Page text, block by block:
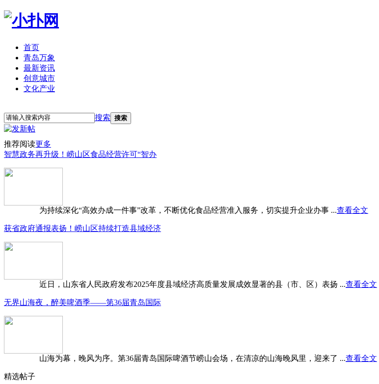
首页
青岛万象
最新资讯
创意城市
文化产业
搜索 搜索
推荐阅读更多
智慧政务再升级！崂山区食品经营许可“智办
为持续深化“高效办成一件事”改革，不断优化食品经营准入服务，切实提升企业办事 ...查看全文
获省政府通报表扬！崂山区持续打造县域经济
近日，山东省人民政府发布2025年度县域经济高质量发展成效显著的县（市、区）表扬 ...查看全文
无界山海夜，醉美啤酒季——第36届青岛国际
山海为幕，晚风为序。第36届青岛国际啤酒节崂山会场，在清凉的山海晚风里，迎来了 ...查看全文
精选帖子